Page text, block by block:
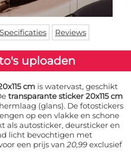
Specificaties Reviews
uploaden
cm is watervast, geschikt
transparante sticker 20x115 cm
(glans). De fotostickers
op een vlakke en schone
als autosticker, deursticker en
licht bevochtigen met
een prijs van 20,99 exclusief